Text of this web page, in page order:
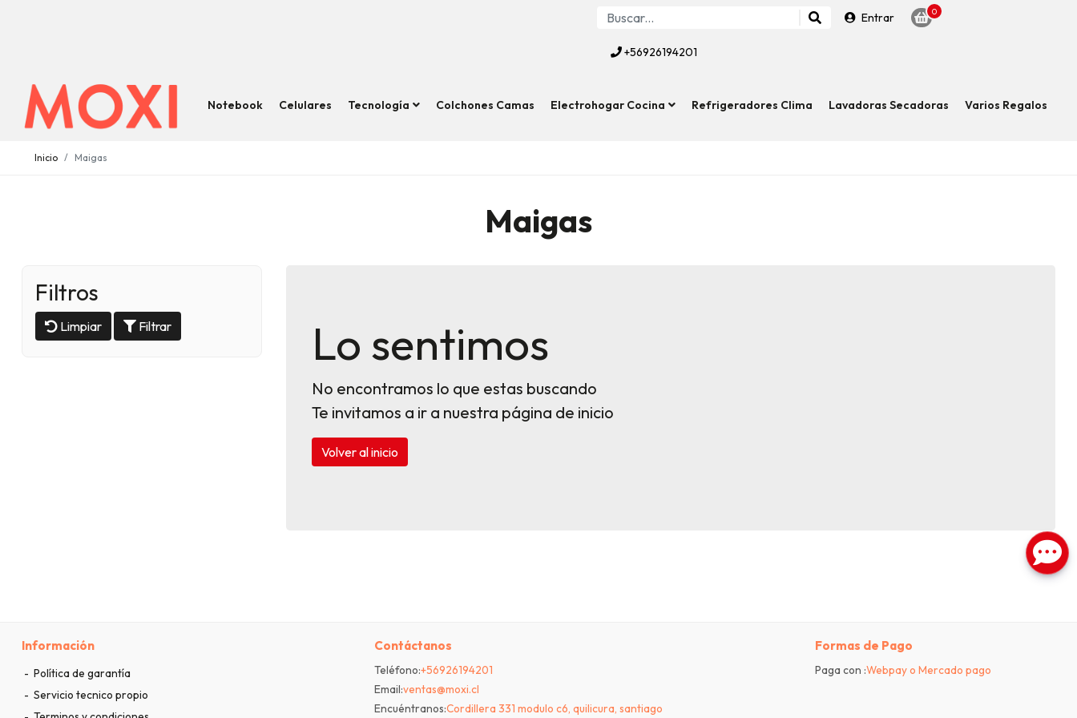
Entrar 0
+56926194201
Notebook Celulares Tecnología Colchones Camas Electrohogar Cocina Refrigeradores Clima Lavadoras Secadoras Varios Regalos
Inicio Maigas
Maigas
Filtros
Limpiar Filtrar Lo sentimos
No encontramos lo que estas buscando
Te invitamos a ir a nuestra página de inicio
Volver al inicio
Información
Política de garantía
Servicio tecnico propio
Contáctanos
Teléfono:+56926194201
Email:ventas@moxi.cl
Encuéntranos:Cordillera 331 modulo c6, quilicura, santiago
Formas de Pago
Paga con :Webpay o Mercado pago